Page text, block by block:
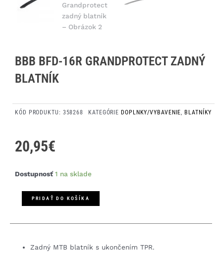
BBB BFD-16R GRANDPROTECT ZADNÝ
BLATNÍK
KÓD PRODUKTU: 358268 KATEGÓRIE DOPLNKY/VYBAVENIE, BLATNÍKY
Dostupnosť 1 na sklade
množstvo
16R
PRIDAŤ DO KOŠÍKA
20,95€
Zadný MTB blatník s ukončením TPR.